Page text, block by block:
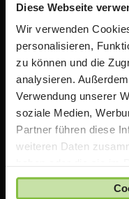
Diese Webseite
Wir verwenden
personalisieren,
zu können und die
analysieren.
Verwendung unserer
soziale Medien,
Partner führen diese
weiteren Daten
gesammelt haben.
Die ACS Group
Online Portal für
Rabatten auf Apple
Informationen,
das Thema iPad in
Wichtiger
bereits spezielle